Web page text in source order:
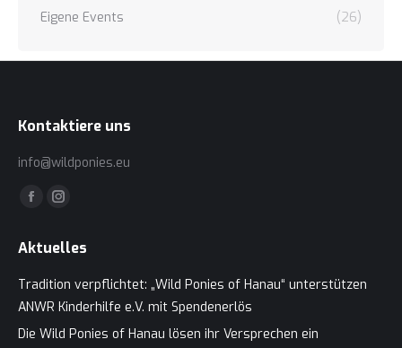
Eigene Events
(26)
Kontaktiere uns
info@wildponies.eu
Finden Sie uns auf:
Facebook
opens
new
Instagram
opens
new
Aktuelles
Tradition verpflichtet: „Wild Ponies of Hanau“ unterstützen
ANWR Kinderhilfe e.V. mit Spendenerlös
Die Wild Ponies of Hanau lösen ihr Versprechen ein